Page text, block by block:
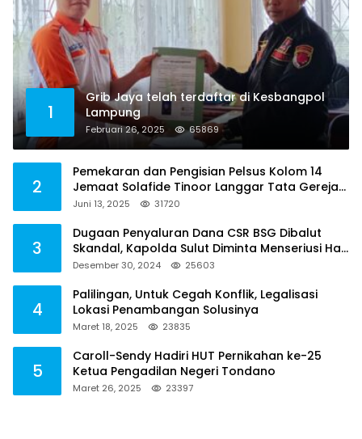
1
Grib Jaya telah terdaftar di Kesbangpol
Lampung
Februari 26, 2025 65869
2
Pemekaran dan Pengisian Pelsus Kolom 14
Jemaat Solafide Tinoor Langgar Tata Gereja
2021, Toreh : Ini Perbuatan Melawan Hukum
Juni 13, 2025 31720
3
Dugaan Penyaluran Dana CSR BSG Dibalut
Skandal, Kapolda Sulut Diminta Menseriusi Hal
ini
Desember 30, 2024 25603
4
Palilingan, Untuk Cegah Konflik, Legalisasi
Lokasi Penambangan Solusinya
Maret 18, 2025 23835
5
Caroll-Sendy Hadiri HUT Pernikahan ke-25
Ketua Pengadilan Negeri Tondano
Maret 26, 2025 23397